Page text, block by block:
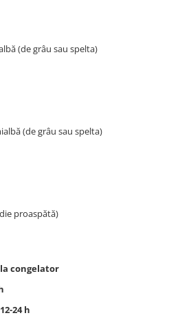
(de grâu sau spelta)
(de grâu sau spelta)
proaspătă)
congelator
24 h